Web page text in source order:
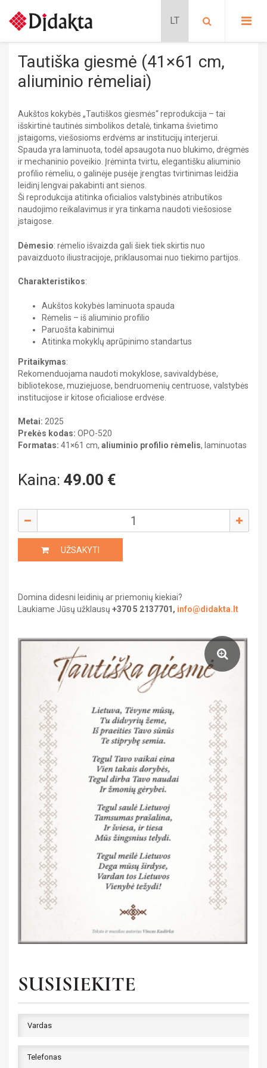
Lavinančios kortelės
Situacijų kortelės
Schubi ToGo kortelės
Lavinančios priemonės
Nikitino sistema
Didaktiniai žaidimai
Stalo žaidimai
Dėlionės
Edukaciniai leidiniai
Dalijamoji medžiaga
Sieniniai žemėlapiai
Kabinetų įranga
Heraldika ir reprodukcijos
Kitos priemonės
PRATYBŲ SĄSIUVINIAI
METODINĖS PRIEMONĖS
MOKOMIEJI PLAKATAI
DALIJAMOJI MEDŽIAGA
KLASĖS REIKMENYS
PAPILDOMOS PRIEMONĖS
SIENINIAI ŽEMĖLAPIAI
GAUBLIAI
FILMAI
ATMINTINĖS
Progimnazija
BIOLOGIJA
DAILĖ
ISTORIJA
LIETUVIŲ KALBA
MATEMATIKA
MUZIKA
Gimnazija
BIOLOGIJA
DAILĖ
FIZIKA
GEOGRAFIJA
ISTORIJA
MUZIKA
Saviugda ir psichologija
Žemėlapiai ir atlasai
Heraldika ir reprodukcijos
PASIRINKITE KATEGORIJĄ:
PROGIMNAZIJA
CHEMIJA
DAILĖ
FIZIKA
GEOGRAFIJA
ISTORIJA
Dalijamoji medžiaga
Portretai
Atmintinės
MUZIKA
UŽSIENIO KALBA
Tautiška giesmė (41×61 cm,
aliuminio rėmeliai)
Aukštos kokybės „Tautiškos giesmės“ reprodukcija – tai
išskirtinė tautinės simbolikos detalė, tinkama švietimo
įstaigoms, viešosioms erdvėms ar institucijų interjerui.
Spauda yra laminuota, todėl apsaugota nuo blukimo, drėgmės
ir mechaninio poveikio. Įrėminta tvirtu, elegantišku aliuminio
profilio rėmeliu, o galinėje pusėje įrengtas tvirtinimas leidžia
leidinį lengvai pakabinti ant sienos.​
Ši reprodukcija atitinka oficialios valstybinės atributikos
naudojimo reikalavimus ir yra tinkama naudoti viešosiose
įstaigose.
Dėmesio: rėmelio išvaizda gali šiek tiek skirtis nuo
pavaizduoto iliustracijoje, priklausomai nuo tiekimo partijos.
Charakteristikos:
Aukštos kokybės laminuota spauda
Rėmelis – iš aliuminio profilio
Paruošta kabinimui
Atitinka mokyklų aprūpinimo standartus
Pritaikymas:
Rekomenduojama naudoti mokyklose, savivaldybėse,
bibliotekose, muziejuose, bendruomenių centruose, valstybės
institucijose ir kitose oficialiose erdvėse.
Metai: 2025
Prekės kodas: OPO-520
Formatas: 41×61 cm, aliuminio profilio rėmelis, laminuotas
Kaina: 49.00 €
UŽSAKYTI
Domina didesni leidinių ar priemonių kiekiai?
Laukiame Jūsų užklausų +370 5 2137701, info@didakta.lt
SUSISIEKITE